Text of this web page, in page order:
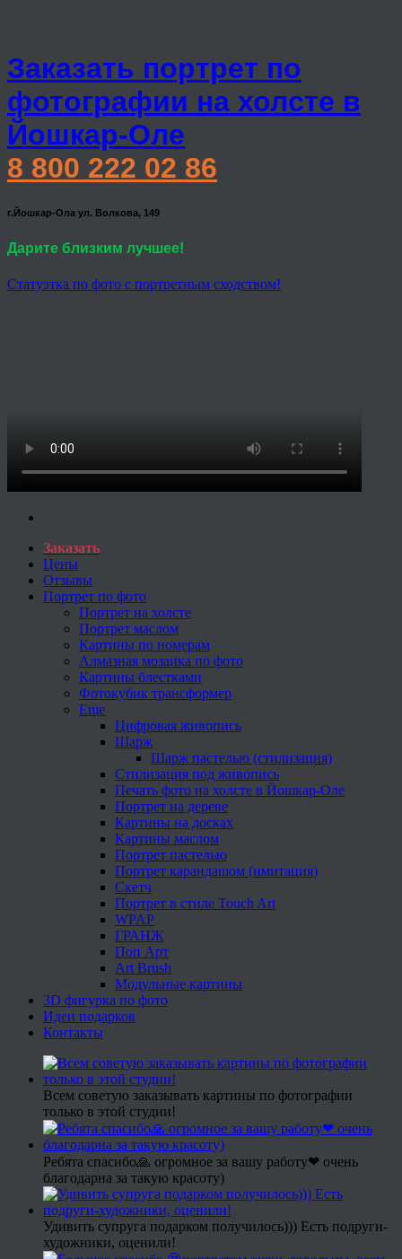
Заказать портрет по
фотографии на холсте в
Йошкар-Оле
8 800 222 02 86
г.Йошкар-Ола ул. Волкова, 149
Дарите близким лучшее!
Статуэтка по фото с портретным сходством!
Заказать
Цены
Отзывы
Портрет по фото
Портрет на холсте
Портрет маслом
Картины по номерам
Алмазная мозаика по фото
Картины блестками
Фотокубик трансформер
Еще
Цифровая живопись
Шарж
Шарж пастелью (стилизация)
Стилизация под живопись
Печать фото на холсте в Йошкар-Оле
Портрет на дереве
Картины на досках
Картины маслом
Портрет пастелью
Портрет карандашом (имитация)
Скетч
Портрет в стиле Touch Art
WPAP
ГРАНЖ
Поп Арт
Art Brush
Модульные картины
3D фигурка по фото
Идеи подарков
Контакты
Всем советую заказывать картины по фотографии
только в этой студии!
Ребята спасибо🙏 огромное за вашу работу❤ очень
благодарна за такую красоту)
Удивить супруга подарком получилось))) Есть подруги-
художники, оценили!